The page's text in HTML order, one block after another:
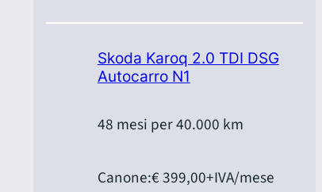
Skoda Karoq 2.0 TDI DSG
Autocarro N1
48 mesi per 40.000 km
Canone:€ 399,00+IVA/mese